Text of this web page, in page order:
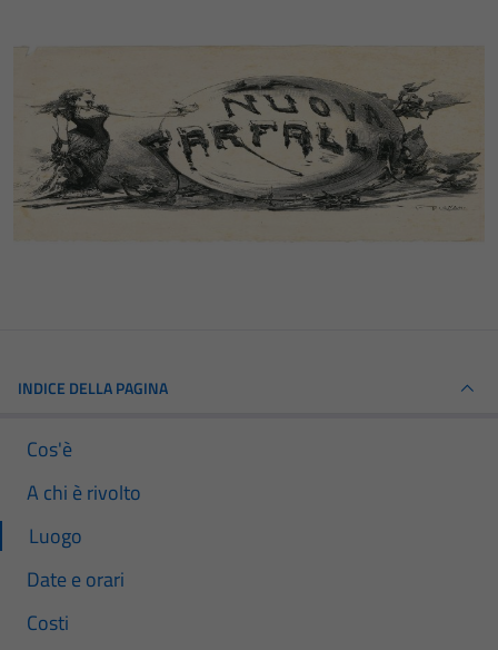
INDICE DELLA PAGINA
Cos'è
A chi è rivolto
Luogo
Date e orari
Costi